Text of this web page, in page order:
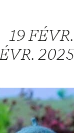
19 FÉVR.
2025